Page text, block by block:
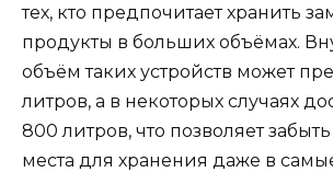
тех, кто предпочитает хранить
продукты в больших объёмах.
объём таких устройств может
литров, а в некоторых случаях
800 литров, что позволяет
места для хранения даже в